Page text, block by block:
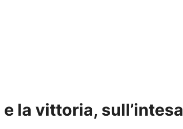
la vittoria, sull’intesa